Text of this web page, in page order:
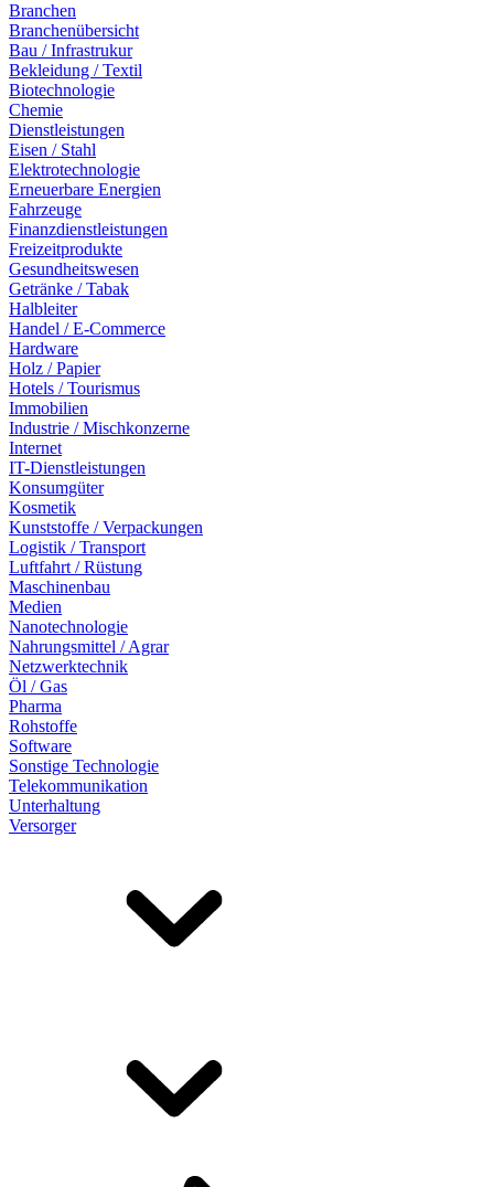
Branchen
Branchenübersicht
Bau / Infrastrukur
Bekleidung / Textil
Biotechnologie
Chemie
Dienstleistungen
Eisen / Stahl
Elektrotechnologie
Erneuerbare Energien
Fahrzeuge
Finanzdienstleistungen
Freizeitprodukte
Gesundheitswesen
Getränke / Tabak
Halbleiter
Handel / E-Commerce
Hardware
Holz / Papier
Hotels / Tourismus
Immobilien
Industrie / Mischkonzerne
Internet
IT-Dienstleistungen
Konsumgüter
Kosmetik
Kunststoffe / Verpackungen
Logistik / Transport
Luftfahrt / Rüstung
Maschinenbau
Medien
Nanotechnologie
Nahrungsmittel / Agrar
Netzwerktechnik
Öl / Gas
Pharma
Rohstoffe
Software
Sonstige Technologie
Telekommunikation
Unterhaltung
Versorger